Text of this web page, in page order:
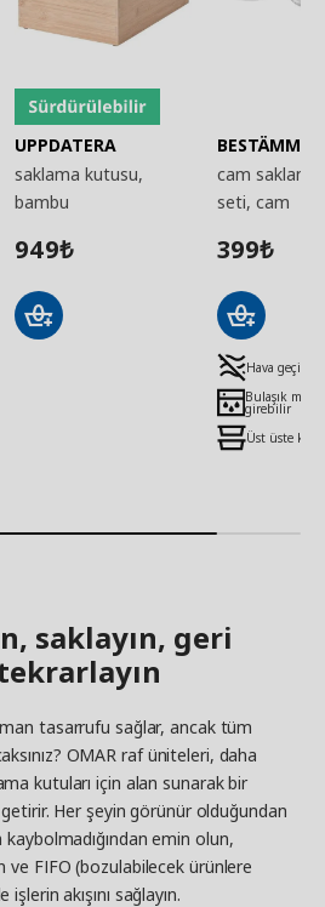
UPPDATERA
saklama kutusu,
bambu
949₺
BESTÄMMA
cam saklama
seti, cam
399₺
Hava
Bulaşık
girebilir
Üst üste
saklayın, geri
tasarrufu sağlar, ancak tüm
OMAR raf üniteleri, daha
kutuları için alan sunarak bir
Her şeyin görünür olduğundan
emin olun,
ve FIFO (bozulabilecek ürünlere
akışını sağlayın.